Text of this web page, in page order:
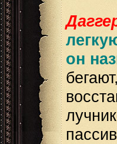
он